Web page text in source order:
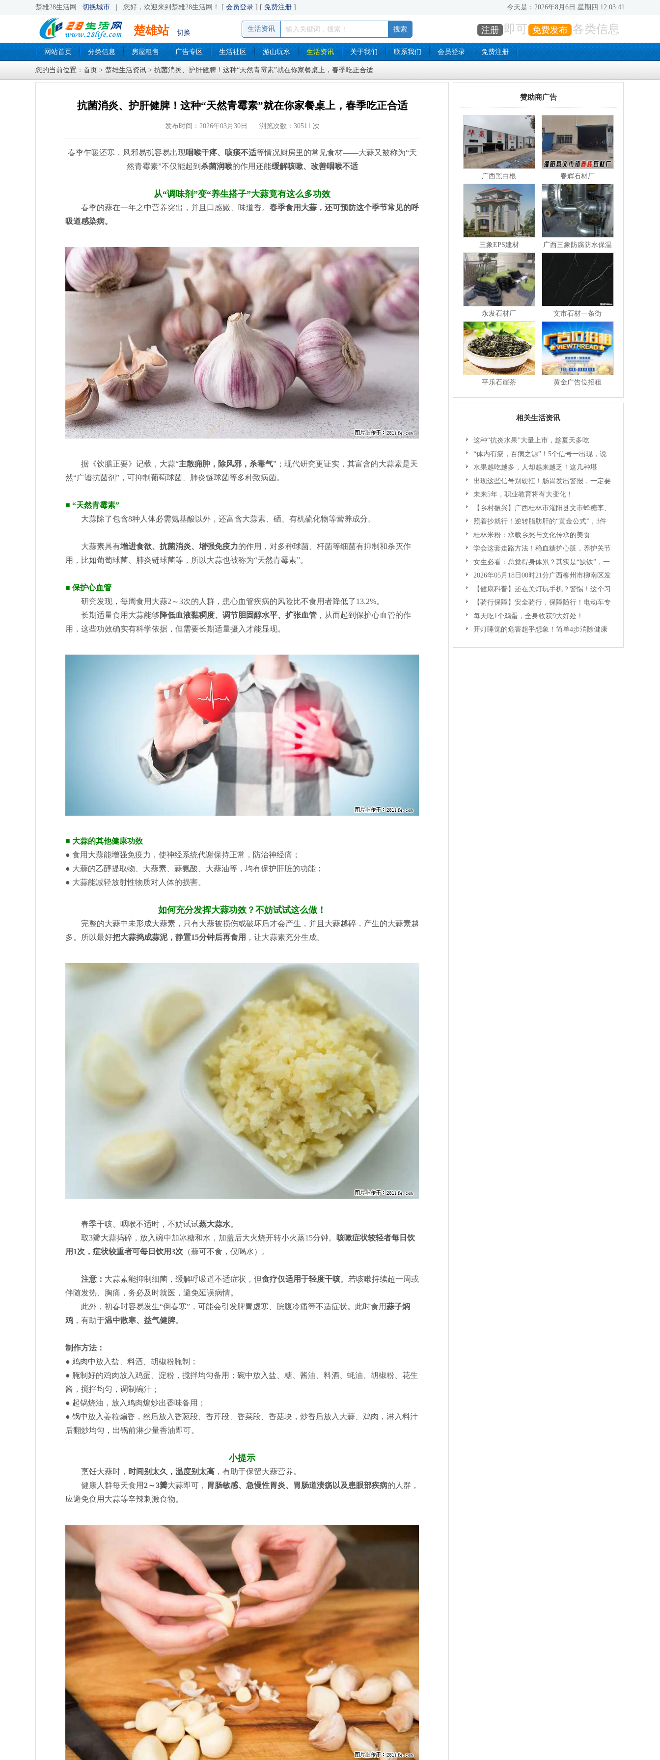
楚雄28生活网 切换城市 您好，欢迎来到楚雄28生活网！ [ 会员登录 ] [ 免费注册 ] 今天是： 2026年8月6日 星期四 12:03:42
楚雄站 切换
生活资讯 注册 即可 免费发布 各类信息
网站首页 分类信息 房屋租售 广告专区 生活社区 游山玩水 生活资讯 关于我们 联系我们 会员登录 免费注册
您的当前位置： 首页 > 楚雄生活资讯 > 抗菌消炎、护肝健脾！这种“天然青霉素”就在你家餐桌上，春季吃正合适
抗菌消炎、护肝健脾！这种“天然青霉素”就在你家餐桌上，春季吃正合适
发布时间：2026年03月30日 浏览次数：30511 次
春季乍暖还寒，风邪易扰容易出现咽喉干疼、咳痰不适等情况厨房里的常见食材——大蒜又被称为“天
然青霉素”不仅能起到 杀菌润喉的作用还能缓解咳嗽、改善咽喉不适
从“调味剂”变“养生搭子”大蒜竟有这么多功效
春季的蒜在一年之中营养突出，并且口感嫩、味道香。 春季食用大蒜，还可预防这个季节常见的呼
吸道感染病。
据《饮膳正要》记载，大蒜“主散痈肿，除风邪，杀毒气”；现代研究更证实，其富含的大蒜素是天
然“广谱抗菌剂”，可抑制葡萄球菌、肺炎链球菌等多种致病菌。
■ “天然青霉素”
大蒜除了包含8种人体必需氨基酸以外，还富含大蒜素、硒、有机硫化物等营养成分。
大蒜素具有增进食欲、抗菌消炎、增强免疫力的作用，对多种球菌、杆菌等细菌有抑制和杀灭作
用，比如葡萄球菌、肺炎链球菌等，所以大蒜也被称为“天然青霉素”。
■ 保护心血管
研究发现，每周食用大蒜2～3次的人群，患心血管疾病的风险比不食用者降低了13.2%。
长期适量食用大蒜能够降低血液黏稠度、调节胆固醇水平、扩张血管 ，从而起到保护心血管的作
用，这些功效确实有科学依据，但需要长期适量摄入才能显现。
■ 大蒜的其他健康功效
● 食用大蒜能增强免疫力，使神经系统代谢保持正常，防治神经痛；
● 大蒜的乙醇提取物、大蒜素、蒜氨酸、大蒜油等，均有保护肝脏的功能；
● 大蒜能减轻放射性物质对人体的损害。
如何充分发挥大蒜功效？不妨试试这么做！
完整的大蒜中未形成大蒜素，只有大蒜被损伤或破坏后才会产生，并且大蒜越碎，产生的大蒜素越
多。所以最好把大蒜捣成蒜泥，静置15分钟后再食用 ，让大蒜素充分生成。
春季干咳、咽喉不适时，不妨试试蒸大蒜水。
取3瓣大蒜捣碎，放入碗中加冰糖和水，加盖后大火烧开转小火蒸15分钟。
咳嗽症状较轻者每日饮
用1次，症状较重者可每日饮用3次 （蒜可不食，仅喝水）。
注意： 大蒜素能抑制细菌，缓解呼吸道不适症状，但食疗仅适用于轻度干咳。若咳嗽持续超一周或
伴随发热、胸痛，务必及时就医，避免延误病情。
此外，初春时容易发生“倒春寒”，可能会引发脾胃虚寒、脘腹冷痛等不适症状。此时食用蒜子焖
鸡 ，有助于温中散寒、益气健脾。
制作方法：
● 鸡肉中放入盐、料酒、胡椒粉腌制；
● 腌制好的鸡肉放入鸡蛋、淀粉，搅拌均匀备用；碗中放入盐、糖、酱油、料酒、蚝油、胡椒粉、花生
酱，搅拌均匀，调制碗汁；
● 起锅烧油，放入鸡肉煸炒出香味备用；
● 锅中放入姜粒煸香，然后放入香葱段、香芹段、香菜段、香菇块，炒香后放入大蒜、鸡肉，淋入料汁
后翻炒均匀，出锅前淋少量香油即可。
小提示
烹饪大蒜时， 时间别太久，温度别太高 ，有助于保留大蒜营养。
健康人群每天食用2～3瓣大蒜即可， 胃肠敏感、急慢性胃炎、胃肠道溃疡以及患眼部疾病的人群，
应避免食用大蒜等辛辣刺激食物。
赞助商广告
广西黑白根 春辉石材厂
三象EPS建材 广西三象防腐防水保温
永发石材厂 文市石材一条街
平乐石崖茶 黄金广告位招租
相关生活资讯
这种“抗炎水果”大量上市，趁夏天多吃
“体内有瘀，百病之源”！5个信号一出现，说
明你的血液已经开始“堵”了
水果越吃越多，人却越来越乏！这几种堪
称“湿气之王”的水果要少吃！
出现这些信号别硬扛！肠胃发出警报，一定要
重视未来5年，职业教育将有大变化！
【乡村振兴】广西桂林市灌阳县文市蜂糖李、
黄金奈李迎丰产上市季 甜蜜产业助振兴
照着抄就行！逆转脂肪肝的“黄金公式”，3件
事坚持4周，肝脏悄悄变好
桂林米粉：承载乡愁与文化传承的美食
学会这套走路方法！稳血糖护心脏，养护关节
更护健康
女生必看：总觉得身体累？其实是“缺铁”，一
文教你高效“补铁”！
2026年05月18日00时21分广西柳州市柳南区发
生5.2级地震
【健康科普】还在关灯玩手机？警惕！这个习
惯严重可致盲！
【骑行保障】安全骑行，保障随行！电动车专
属保险上线啦！
每天吃1个鸡蛋，全身收获9大好处！
开灯睡觉的危害超乎想象！简单4步消除健康